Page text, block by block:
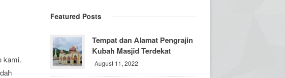
kami.
Featured Posts
Tempat dan Alamat Pengrajin
Kubah Masjid Terdekat
August 11, 2022